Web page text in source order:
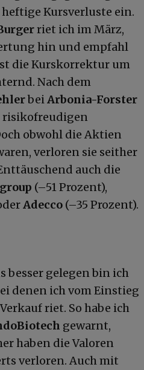
Kursverluste ein.
riet ich im März,
hin und empfahl
die Kurskorrektur um
Nach dem
beiArbonia-Forster
risikofreudigen
obwohl die Aktien
verloren sie seither
auch die
(–51 Prozent),
Adecco (–35 Prozent).
besser gelegen bin ich
denen ich vom Einstieg
riet. So habe ich
gewarnt,
haben die Valoren
verloren. Auch mit